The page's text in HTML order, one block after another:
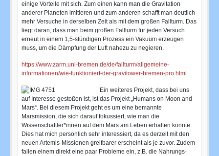
einige Vorteile mit sich. Zum einen kann man die Gravitation
anderer Planeten imitieren und zum anderen schafft man deutlich
mehr Versuche in derselben Zeit als mit dem großen Fallturm. Das
liegt daran, dass man beim großen Fallturm für jeden Versuch
erneut in einem 1,5-stündigen Prozess ein Vakuum erzeugen
muss, um die Dämpfung der Luft nahezu zu negieren.
https://www.zarm.uni-bremen.de/de/fallturm/allgemeine-
informationen/wie-funktioniert-der-gravitower-bremen-pro.html
Ein weiteres Projekt, dass bei uns
auf Interesse gestoßen ist, ist das Projekt „Humans on Moon and
Mars“. Bei diesem Projekt geht es um eine bemannte
Marsmission, die sich darauf fokussiert, wie man die
Wissenschaftler*innen auf dem Mars am Leben erhalten könnte.
Dies hat mich persönlich sehr interessiert, da es derzeit mit den
neuen Artemis-Missionen greifbarer erscheint als je zuvor. Zudem
fallen einem direkt eine paar Probleme ein, z.B. die Nahrungs-